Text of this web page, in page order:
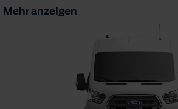
Mehr anzeigen